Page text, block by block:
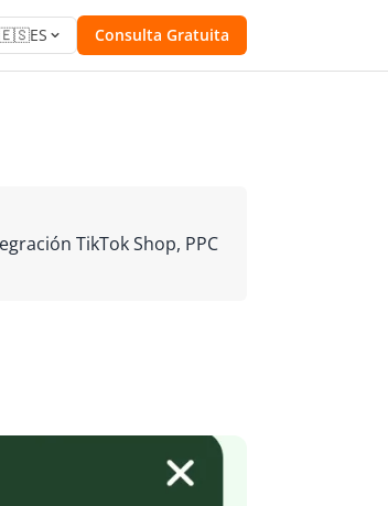
🇪🇸ES Consulta Gratuita
TikTok Shop, PPC